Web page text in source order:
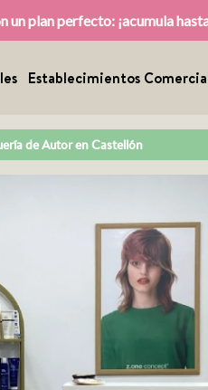
un plan perfecto: ¡acumula
Establecimientos
de Autor en Castellón